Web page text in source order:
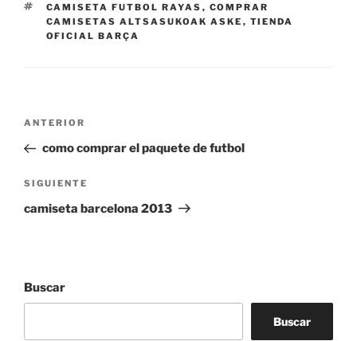
ETIQUETAS
CAMISETA FUTBOL RAYAS , COMPRAR
CAMISETAS ALTSASUKOAK ASKE , TIENDA
OFICIAL BARÇA
Navegación
entradas
Entrada
anterior:
ANTERIOR
como comprar el paquete de futbol
Siguiente
entrada
SIGUIENTE
camiseta barcelona 2013
Buscar
Buscar